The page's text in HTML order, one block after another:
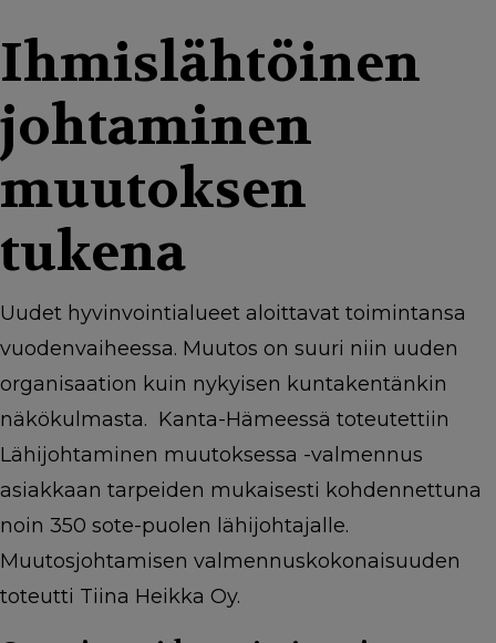
a
t
Ihmislähtöinen
johtaminen
muutoksen
tukena
Uudet hyvinvointialueet aloittavat toimintansa
vuodenvaiheessa. Muutos on suuri niin uuden
organisaation kuin nykyisen kuntakentänkin
näkökulmasta. Kanta-Hämeessä toteutettiin
Lähijohtaminen muutoksessa -valmennus
asiakkaan tarpeiden mukaisesti kohdennettuna
noin 350 sote-puolen lähijohtajalle.
Muutosjohtamisen valmennuskokonaisuuden
toteutti Tiina Heikka Oy.